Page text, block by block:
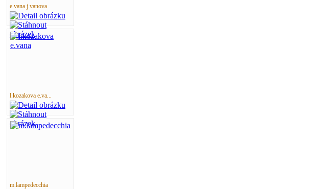
e.vana j.vanova
l.kozakova e.va...
m.lampedecchia